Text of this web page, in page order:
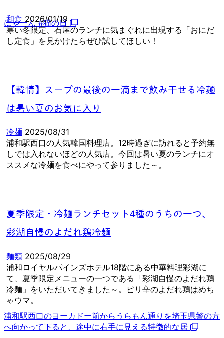
にゃーん #猫の日
浦和駅西口のヨーカドー前からうらもん通りを埼玉県警の方
へ向かって下ると、途中に右手に見える特徴的な居
和食 2026/01/19
寒い冬限定、石屋のランチに気まぐれに出現する「おにだ
し定食」を見かけたらぜひ試してほしい！
【韓情】スープの最後の一滴まで飲み干せる冷麺
は暑い夏のお気に入り
冷麺 2025/08/31
浦和駅西口の人気韓国料理店。12時過ぎに訪れると予約無
しでは入れないほどの人気店。今回は暑い夏のランチにオ
ススメな冷麺を食べにやって参りました～。
夏季限定・冷麺ランチセット4種のうちの一つ、
彩湖自慢のよだれ鶏冷麺
麺類 2025/08/29
浦和ロイヤルパインズホテル18階にある中華料理彩湖に
て、夏季限定メニューの一つである「彩湖自慢のよだれ鶏
冷麺」をいただいてきました～。ピリ辛のよだれ鶏はめち
ゃウマ。